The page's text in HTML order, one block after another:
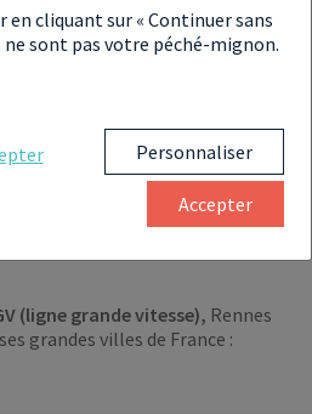
DANS
LOCATIF À
(ligne grande vitesse), Rennes
grandes villes de France :
en cliquant sur « Continuer sans
ne sont pas votre péché-mignon.
Personnaliser
Accepter